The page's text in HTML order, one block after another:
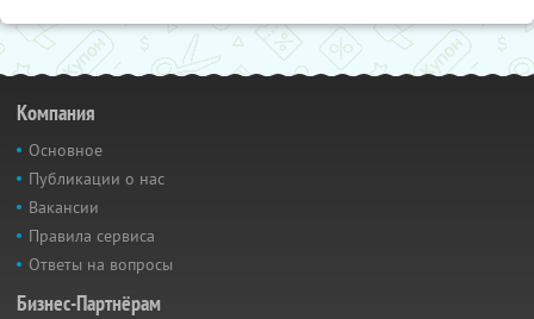
Компания
Основное
Публикации о нас
Вакансии
Правила сервиса
Ответы на вопросы
Бизнес-Партнёрам